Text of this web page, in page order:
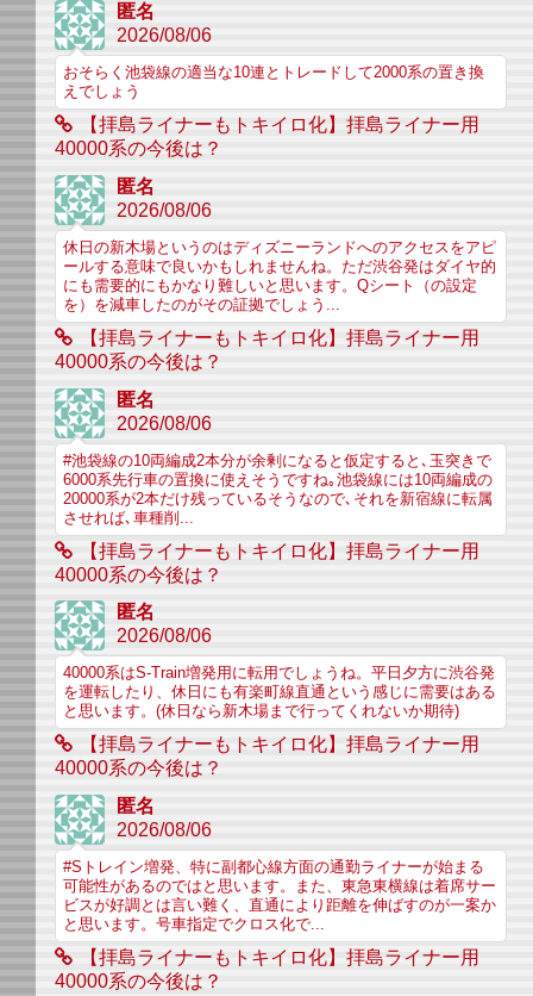
匿名
2026/08/06
おそらく池袋線の適当な10連とトレードして2000系の置き換
えでしょう
【拝島ライナーもトキイロ化】拝島ライナー用
40000系の今後は？
匿名
2026/08/06
休日の新木場というのはディズニーランドへのアクセスをアピ
ールする意味で良いかもしれませんね。ただ渋谷発はダイヤ的
にも需要的にもかなり難しいと思います。Qシート（の設定
を）を減車したのがその証拠でしょう...
【拝島ライナーもトキイロ化】拝島ライナー用
40000系の今後は？
匿名
2026/08/06
#池袋線の10両編成2本分が余剰になると仮定すると､玉突きで
6000系先行車の置換に使えそうですね｡池袋線には10両編成の
20000系が2本だけ残っているそうなので､それを新宿線に転属
させれば､車種削...
【拝島ライナーもトキイロ化】拝島ライナー用
40000系の今後は？
匿名
2026/08/06
40000系はS-Train増発用に転用でしょうね。平日夕方に渋谷発
を運転したり、休日にも有楽町線直通という感じに需要はある
と思います。(休日なら新木場まで行ってくれないか期待)
【拝島ライナーもトキイロ化】拝島ライナー用
40000系の今後は？
匿名
2026/08/06
#Sトレイン増発、特に副都心線方面の通勤ライナーが始まる
可能性があるのではと思います。また、東急東横線は着席サー
ビスが好調とは言い難く、直通により距離を伸ばすのが一案か
と思います。号車指定でクロス化で...
【拝島ライナーもトキイロ化】拝島ライナー用
40000系の今後は？